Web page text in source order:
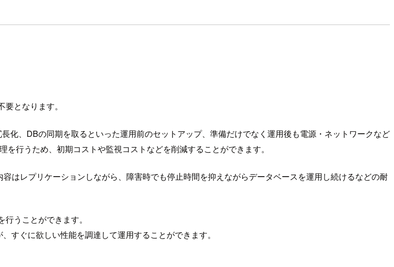
となります。
化、DBの同期を取るといった運用前のセットアップ、準備だけでなく運用後も電源・ネットワークなど
行うため、初期コストや監視コストなどを削減することができます。
はレプリケーションしながら、障害時でも停止時間を抑えながらデータベースを運用し続けるなどの耐
うことができます。
すぐに欲しい性能を調達して運用することができます。